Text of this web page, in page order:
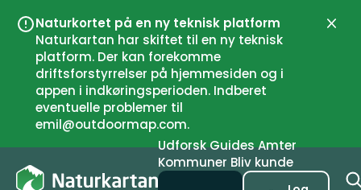
Naturkortet på en ny teknisk platform
Naturkartan har skiftet til en ny teknisk
platform. Der kan forekomme
driftsforstyrrelser på hjemmesiden og i
appen i indkøringsperioden. Indberet
eventuelle problemer til
emil@outdoormap.com.
Luk
UdforskGuidesAmter
Kommuner Bliv kunde